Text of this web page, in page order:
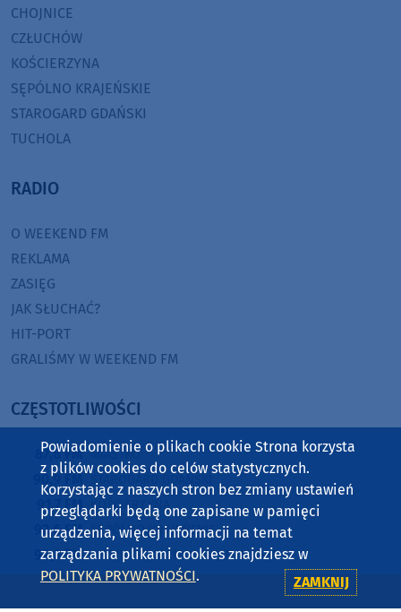
CHOJNICE
CZŁUCHÓW
KOŚCIERZYNA
SĘPÓLNO KRAJEŃSKIE
STAROGARD GDAŃSKI
TUCHOLA
RADIO
O WEEKEND FM
REKLAMA
ZASIĘG
JAK SŁUCHAĆ?
HIT-PORT
GRALIŚMY W WEEKEND FM
CZĘSTOTLIWOŚCI
87,8 FM MIASTKO
90,9 FM STAROGARD GDAŃSKI
91,7 FM KOŚCIERZYNA
92,6 FM SĘPÓLNO KRAJEŃSKIE
99,3 FM CHOJNICE, CZŁUCHÓW, TUCHOLA
105,8 FM BYTÓW
Powiadomienie o plikach cookie Strona korzysta
z plików cookies do celów statystycznych.
Korzystając z naszych stron bez zmiany ustawień
przeglądarki będą one zapisane w pamięci
urządzenia, więcej informacji na temat
zarządzania plikami cookies znajdziesz w
POLITYKA PRYWATNOŚCI. ZAMKNIJ